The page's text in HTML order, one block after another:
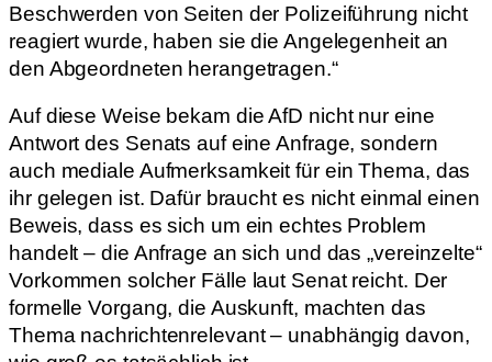
Beschwerden von Seiten der Polizeiführung nicht
reagiert wurde, haben sie die Angelegenheit an
den Abgeordneten herangetragen.“
Auf diese Weise bekam die AfD nicht nur eine
Antwort des Senats auf eine Anfrage, sondern
auch mediale Aufmerksamkeit für ein Thema, das
ihr gelegen ist. Dafür braucht es nicht einmal einen
Beweis, dass es sich um ein echtes Problem
handelt – die Anfrage an sich und das „vereinzelte“
Vorkommen solcher Fälle laut Senat reicht. Der
formelle Vorgang, die Auskunft, machten das
Thema nachrichtenrelevant – unabhängig davon,